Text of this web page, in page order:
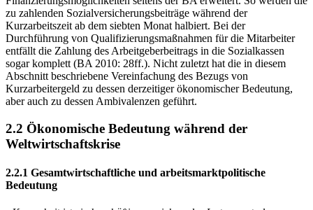
Finanzierungsmöglichkeiten seitens der BA erweitert. So werden die
zu zahlenden Sozialversicherungsbeiträge während der
Kurzarbeitszeit ab dem siebten Monat halbiert. Bei der
Durchführung von Qualifizierungsmaßnahmen für die Mitarbeiter
entfällt die Zahlung des Arbeitgeberbeitrags in die Sozialkassen
sogar komplett (BA 2010: 28ff.). Nicht zuletzt hat die in diesem
Abschnitt beschriebene Vereinfachung des Bezugs von
Kurzarbeitergeld zu dessen derzeitiger ökonomischer Bedeutung,
2.2 Ökonomische Bedeutung während der
2.2.1 Gesamtwirtschaftliche und arbeitsmarktpolitische